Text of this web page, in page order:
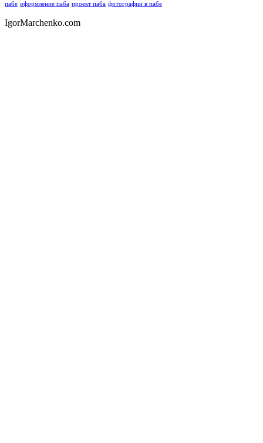
пабе оформление паба проект паба фотографии в пабе
IgorMarchenko.com